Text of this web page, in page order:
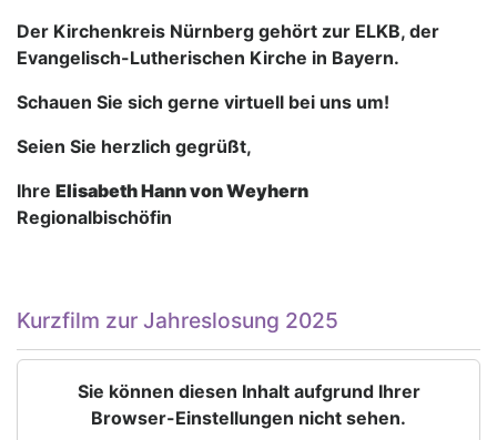
Der Kirchenkreis Nürnberg gehört zur ELKB, der
Evangelisch-Lutherischen Kirche in Bayern.
Schauen Sie sich gerne virtuell bei uns um!
Seien Sie herzlich gegrüßt,
Ihre Elisabeth Hann von Weyhern
Regionalbischöfin
Kurzfilm zur Jahreslosung 2025
Sie können diesen Inhalt aufgrund Ihrer
Browser-Einstellungen nicht sehen.